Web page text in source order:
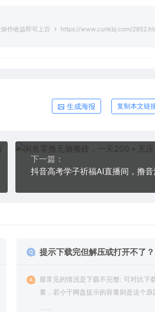
作收益即可上百 https://www.cunkbj.com/
生成海报 复制本文链
下一篇：
提示下载完但解压或打开不了？
最常见的情况是下载不完整: 可对比下
量，若小于网盘提示的容量则是这个